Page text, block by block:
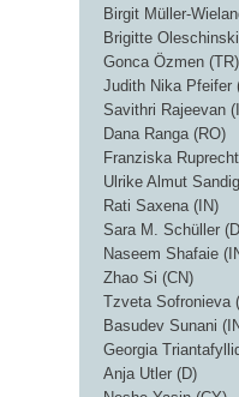
Birgit Müller-
Brigitte
Gonca Özmen (TR)
Judith Nika Pfeifer
Savithri Rajeevan
Dana Ranga (RO)
Franziska
Ulrike Almut
Rati Saxena (IN)
Sara M. Schüller
Naseem Shafaie
Zhao Si (CN)
Tzveta Sofronieva
Basudev Sunani
Georgia
Anja Utler (D)